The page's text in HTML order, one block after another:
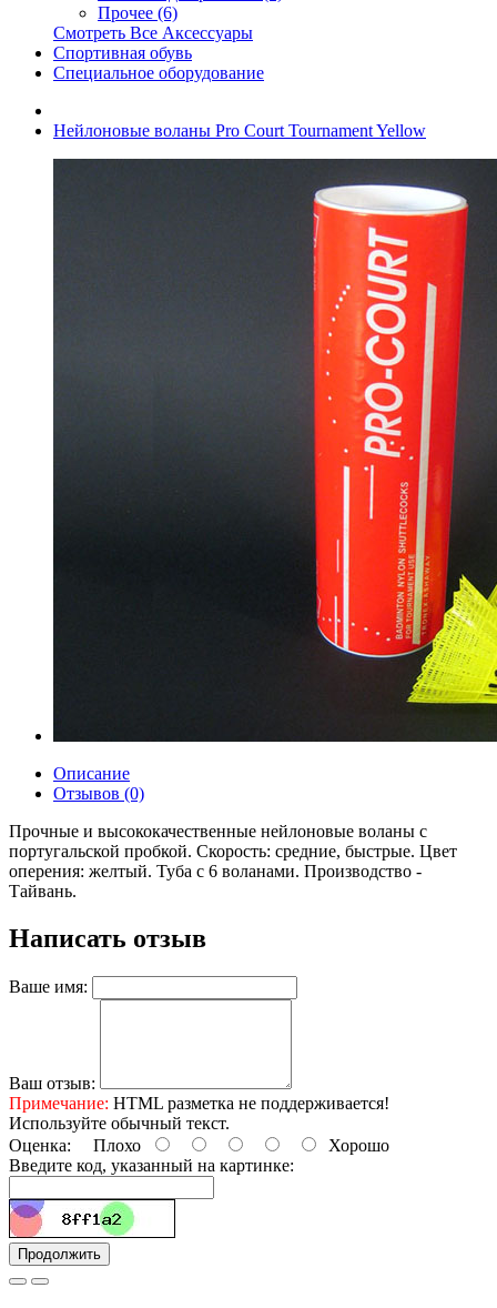
Прочее (6)
Смотреть Все Аксессуары
Спортивная обувь
Специальное оборудование
Нейлоновые воланы Pro Court Tournament Yellow
Описание
Отзывов (0)
Прочные и высококачественные нейлоновые воланы с
португальской пробкой. Скорость: средние, быстрые. Цвет
оперения: желтый. Туба с 6 воланами. Производство -
Тайвань.
Написать отзыв
Ваше имя:
Ваш отзыв:
Примечание: HTML разметка не поддерживается!
Используйте обычный текст.
Оценка: Плохо
Хорошо
Введите код, указанный на картинке:
Продолжить